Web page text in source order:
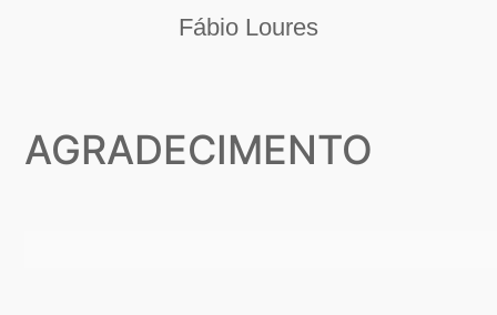
Fábio Loures
AGRADECIMENTO